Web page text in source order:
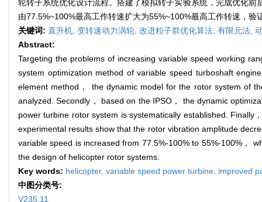
轮转子系统优化设计流程。搭建了模拟转子实验系统，完成优化
由77.5%~100%最高工作转速扩大为55%~100%最高工作转速，
关键词: 直升机, 变转速动力涡轮, 改进粒子群优化算法, 有限元法,
Abstract:
Targeting the problems of increasing variable speed working
system optimization method of variable speed turboshaft
element method， the dynamic model for the rotor system of
analyzed. Secondly， based on the IPSO， the dynamic
power turbine rotor system is systematically established.
experimental results show that the rotor vibration amplitude
variable speed is increased from 77.5%-100% to 55%-100%，
the design of helicopter rotor systems.
Key words: helicopter, variable speed power turbine, improved
中图分类号:
V235.11